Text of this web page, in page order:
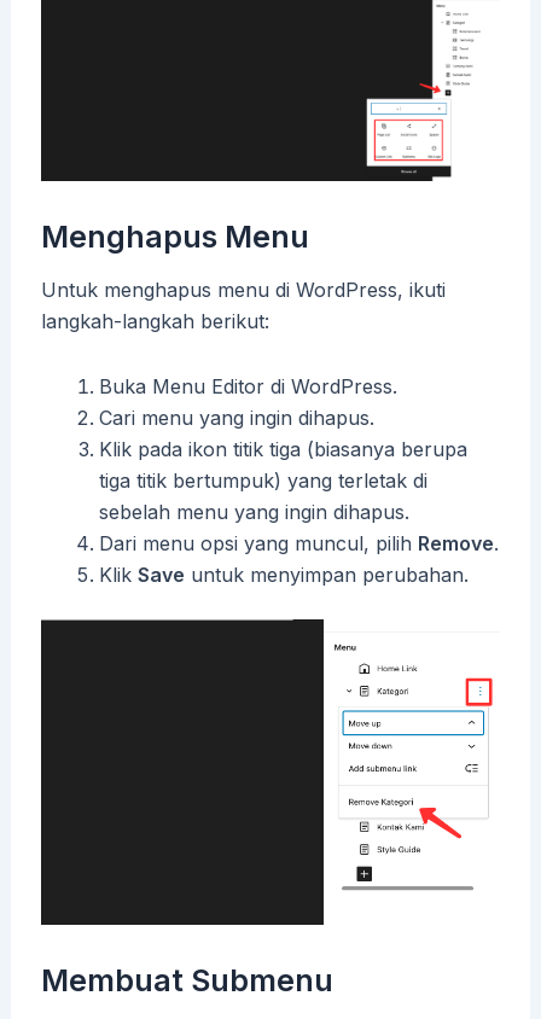
Menghapus Menu
Untuk menghapus menu di WordPress, ikuti
langkah-langkah berikut:
Buka Menu Editor di WordPress.
Cari menu yang ingin dihapus.
Klik pada ikon titik tiga (biasanya berupa
tiga titik bertumpuk) yang terletak di
sebelah menu yang ingin dihapus.
Dari menu opsi yang muncul, pilih Remove.
Klik Save untuk menyimpan perubahan.
Membuat Submenu